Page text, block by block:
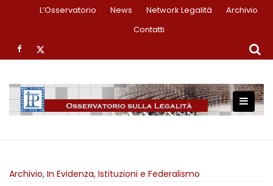
t
L’Osservatorio News Network Legalità
Archivio
Contatti
Archivio, In Evidenza, Istituzioni e Federalismo